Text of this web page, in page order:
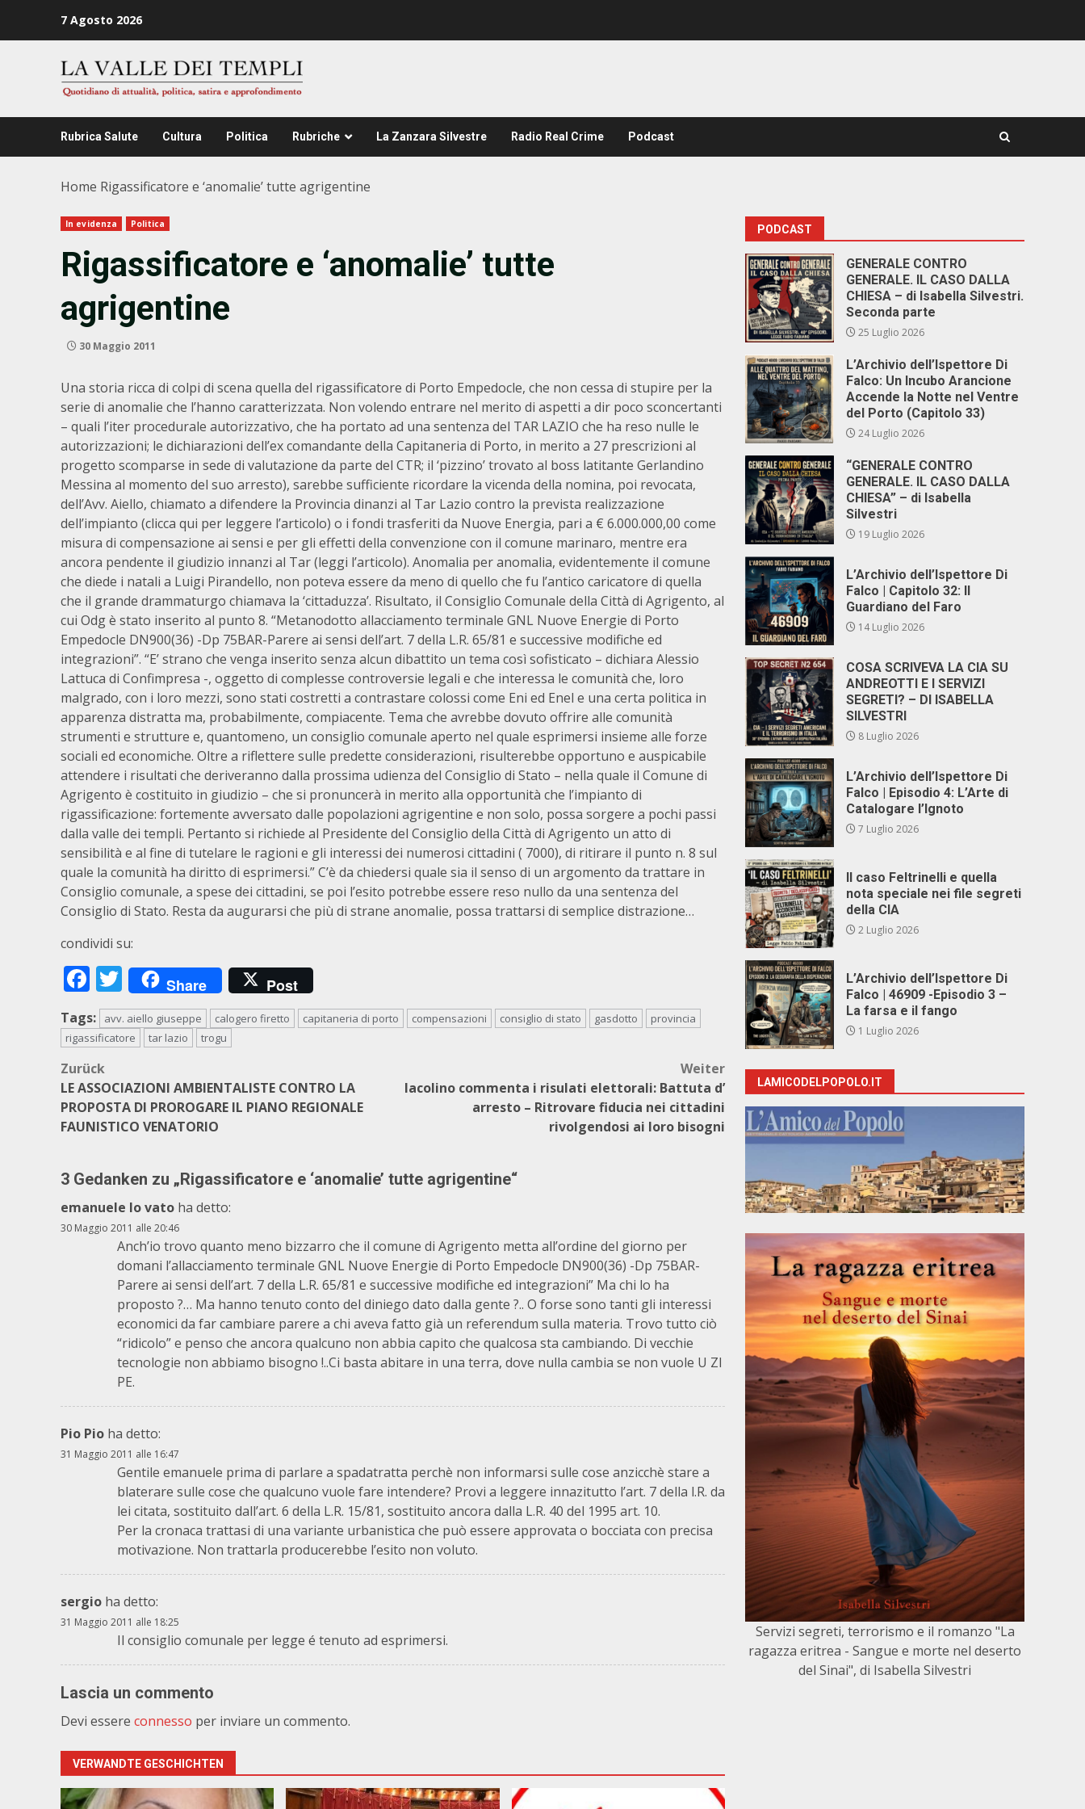
7 Agosto 2026
Rubrica Salute Cultura Politica Rubriche La Zanzara Silvestre Radio Real Crime Podcast
Home Rigassificatore e ‘anomalie’ tutte agrigentine
In evidenza Politica
Rigassificatore e ‘anomalie’ tutte
agrigentine
30 Maggio 2011
Una storia ricca di colpi di scena quella del rigassificatore di Porto Empedocle, che non cessa di stupire per la
serie di anomalie che l’hanno caratterizzata. Non volendo entrare nel merito di aspetti a dir poco sconcertanti
– quali l’iter procedurale autorizzativo, che ha portato ad una sentenza del TAR LAZIO che ha reso nulle le
autorizzazioni; le dichiarazioni dell’ex comandante della Capitaneria di Porto, in merito a 27 prescrizioni al
progetto scomparse in sede di valutazione da parte del CTR; il ‘pizzino’ trovato al boss latitante Gerlandino
Messina al momento del suo arresto), sarebbe sufficiente ricordare la vicenda della nomina, poi revocata,
dell’Avv. Aiello, chiamato a difendere la Provincia dinanzi al Tar Lazio contro la prevista realizzazione
dell’impianto (clicca qui per leggere l’articolo) o i fondi trasferiti da Nuove Energia, pari a € 6.000.000,00 come
misura di compensazione ai sensi e per gli effetti della convenzione con il comune marinaro, mentre era
ancora pendente il giudizio innanzi al Tar (leggi l’articolo). Anomalia per anomalia, evidentemente il comune
che diede i natali a Luigi Pirandello, non poteva essere da meno di quello che fu l’antico caricatore di quella
che il grande drammaturgo chiamava la ‘cittaduzza’. Risultato, il Consiglio Comunale della Città di Agrigento, al
cui Odg è stato inserito al punto 8. “Metanodotto allacciamento terminale GNL Nuove Energie di Porto
Empedocle DN900(36) -Dp 75BAR-Parere ai sensi dell’art. 7 della L.R. 65/81 e successive modifiche ed
integrazioni”. “E’ strano che venga inserito senza alcun dibattito un tema così sofisticato – dichiara Alessio
Lattuca di Confimpresa -, oggetto di complesse controversie legali e che interessa le comunità che, loro
malgrado, con i loro mezzi, sono stati costretti a contrastare colossi come Eni ed Enel e una certa politica in
apparenza distratta ma, probabilmente, compiacente. Tema che avrebbe dovuto offrire alle comunità
strumenti e strutture e, quantomeno, un consiglio comunale aperto nel quale esprimersi insieme alle forze
sociali ed economiche. Oltre a riflettere sulle predette considerazioni, risulterebbe opportuno e auspicabile
attendere i risultati che deriveranno dalla prossima udienza del Consiglio di Stato – nella quale il Comune di
Agrigento è costituito in giudizio – che si pronuncerà in merito alla opportunità che l’impianto di
rigassificazione: fortemente avversato dalle popolazioni agrigentine e non solo, possa sorgere a pochi passi
dalla valle dei templi. Pertanto si richiede al Presidente del Consiglio della Città di Agrigento un atto di
sensibilità e al fine di tutelare le ragioni e gli interessi dei numerosi cittadini ( 7000), di ritirare il punto n. 8 sul
quale la comunità ha diritto di esprimersi.” C’è da chiedersi quale sia il senso di un argomento da trattare in
Consiglio comunale, a spese dei cittadini, se poi l’esito potrebbe essere reso nullo da una sentenza del
Consiglio di Stato. Resta da augurarsi che più di strane anomalie, possa trattarsi di semplice distrazione…
condividi su:
Facebook
Twitter
Share Post
Tags: avv. aiello giuseppe calogero firetto capitaneria di porto compensazioni consiglio di stato gasdotto
provincia
rigassificatore
tar lazio trogu
Beitragsnavigation
Zurück
LE ASSOCIAZIONI AMBIENTALISTE CONTRO LA
PROPOSTA DI PROROGARE IL PIANO REGIONALE
FAUNISTICO VENATORIO
Weiter
Iacolino commenta i risulati elettorali: Battuta d’
arresto – Ritrovare fiducia nei cittadini
rivolgendosi ai loro bisogni
3 Gedanken zu „Rigassificatore e ‘anomalie’ tutte agrigentine“
emanuele lo vato ha detto:
30 Maggio 2011 alle 20:46
Anch’io trovo quanto meno bizzarro che il comune di Agrigento metta all’ordine del giorno per
domani l’allacciamento terminale GNL Nuove Energie di Porto Empedocle DN900(36) -Dp 75BAR-
Parere ai sensi dell’art. 7 della L.R. 65/81 e successive modifiche ed integrazioni” Ma chi lo ha
proposto ?… Ma hanno tenuto conto del diniego dato dalla gente ?.. O forse sono tanti gli interessi
economici da far cambiare parere a chi aveva fatto già un referendum sulla materia. Trovo tutto ciò
“ridicolo” e penso che ancora qualcuno non abbia capito che qualcosa sta cambiando. Di vecchie
tecnologie non abbiamo bisogno !..Ci basta abitare in una terra, dove nulla cambia se non vuole U ZI
PE.
Pio Pio ha detto:
31 Maggio 2011 alle 16:47
Gentile emanuele prima di parlare a spadatratta perchè non informarsi sulle cose anzicchè stare a
blaterare sulle cose che qualcuno vuole fare intendere? Provi a leggere innazitutto l’art. 7 della l.R. da
lei citata, sostituito dall’art. 6 della L.R. 15/81, sostituito ancora dalla L.R. 40 del 1995 art. 10.
Per la cronaca trattasi di una variante urbanistica che può essere approvata o bocciata con precisa
motivazione. Non trattarla producerebbe l’esito non voluto.
sergio ha detto:
31 Maggio 2011 alle 18:25
Il consiglio comunale per legge é tenuto ad esprimersi.
Lascia un commento
Devi essere connesso per inviare un commento.
VERWANDTE GESCHICHTEN
PODCAST
GENERALE CONTRO
GENERALE. IL CASO DALLA
CHIESA – di Isabella Silvestri.
Seconda parte
25 Luglio 2026
L’Archivio dell’Ispettore Di
Falco: Un Incubo Arancione
Accende la Notte nel Ventre
del Porto (Capitolo 33)
24 Luglio 2026
“GENERALE CONTRO
GENERALE. IL CASO DALLA
CHIESA” – di Isabella
Silvestri
19 Luglio 2026
L’Archivio dell’Ispettore Di
Falco | Capitolo 32: Il
Guardiano del Faro
14 Luglio 2026
COSA SCRIVEVA LA CIA SU
ANDREOTTI E I SERVIZI
SEGRETI? – DI ISABELLA
SILVESTRI
8 Luglio 2026
L’Archivio dell’Ispettore Di
Falco | Episodio 4: L’Arte di
Catalogare l’Ignoto
7 Luglio 2026
Il caso Feltrinelli e quella
nota speciale nei file segreti
della CIA
2 Luglio 2026
L’Archivio dell’Ispettore Di
Falco | 46909 -Episodio 3 –
La farsa e il fango
1 Luglio 2026
LAMICODELPOPOLO.IT
Servizi segreti, terrorismo e il romanzo "La
ragazza eritrea - Sangue e morte nel deserto
del Sinai", di Isabella Silvestri